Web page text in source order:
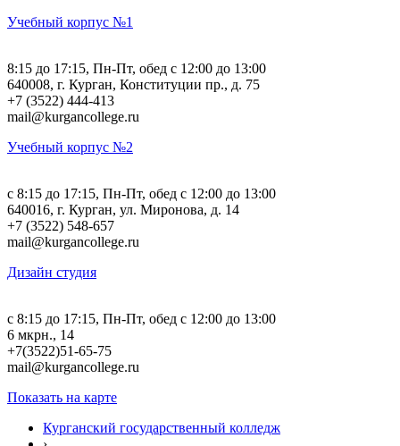
Учебный корпус №1
8:15 до 17:15, Пн-Пт, обед с 12:00 до 13:00
640008, г. Курган, Конституции пр., д. 75
+7 (3522) 444-413
mail@kurgancollege.ru
Учебный корпус №2
c 8:15 до 17:15, Пн-Пт, обед с 12:00 до 13:00
640016, г. Курган, ул. Миронова, д. 14
+7 (3522) 548-657
mail@kurgancollege.ru
Дизайн студия
c 8:15 до 17:15, Пн-Пт, обед с 12:00 до 13:00
6 мкрн., 14
+7(3522)51-65-75
mail@kurgancollege.ru
Показать на карте
Курганский государственный колледж